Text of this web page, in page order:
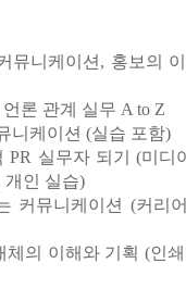
뮤니케이션, 홍보의
론 관계 실무 A to Z
니케이션 (실습 포함)
PR 실무자 되기 (미디
인 실습)
커뮤니케이션 (커리
획 (인쇄매체